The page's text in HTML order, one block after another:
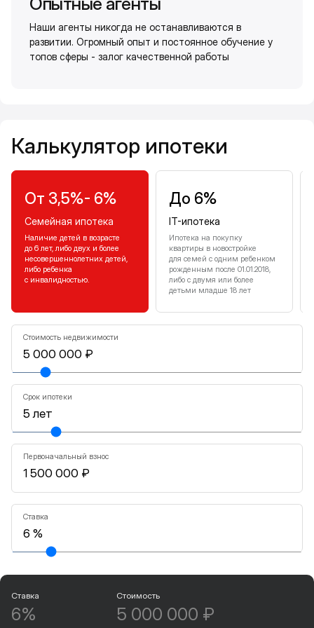
Наши агенты никогда не останавливаются в
развитии. Огромный опыт и постоянное обучение у
топов сферы - залог качественной работы
Калькулятор ипотеки
От 3,5%- 6%
Семейная ипотека
Наличие детей в возрасте
до 6 лет, либо двух и более
несовершеннолетних детей,
либо ребенка
с инвалидностью.
До 6%
IT-ипотека
Ипотека на покупку
квартиры в новостройке
для семей с одним ребенком
рожденным после 01.01.2018,
либо с двумя или более
детьми младше 18 лет
Стоимость недвижимости
Срок ипотеки
Первоначальный взнос
Ставка
Ставка
6%
Стоимость
5 000 000 ₽